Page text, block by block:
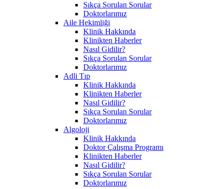
Sıkça Sorulan Sorular
Doktorlarımız
Aile Hekimliği
Klinik Hakkında
Klinikten Haberler
Nasıl Gidilir?
Sıkça Sorulan Sorular
Doktorlarımız
Adli Tıp
Klinik Hakkında
Klinikten Haberler
Nasıl Gidilir?
Sıkça Sorulan Sorular
Doktorlarımız
Algoloji
Klinik Hakkında
Doktor Çalışma Programı
Klinikten Haberler
Nasıl Gidilir?
Sıkça Sorulan Sorular
Doktorlarımız